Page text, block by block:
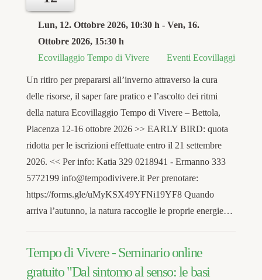
Lun, 12. Ottobre 2026, 10:30 h - Ven, 16.
Ottobre 2026, 15:30 h
Ecovillaggio Tempo di Vivere
Eventi Ecovillaggi
Un ritiro per prepararsi all’inverno attraverso la cura
delle risorse, il saper fare pratico e l’ascolto dei ritmi
della natura Ecovillaggio Tempo di Vivere – Bettola,
Piacenza 12-16 ottobre 2026 >> EARLY BIRD: quota
ridotta per le iscrizioni effettuate entro il 21 settembre
2026. << Per info: Katia 329 0218941 - Ermanno 333
5772199 info@tempodivivere.it Per prenotare:
https://forms.gle/uMyKSX49YFNi19YF8 Quando
arriva l’autunno, la natura raccoglie le proprie energie…
Tempo di Vivere - Seminario online
gratuito "Dal sintomo al senso: le basi